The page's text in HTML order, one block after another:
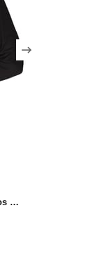
Büyük Beden Tesettür Mayo, Veros VRS1030-2 First Class Serisi